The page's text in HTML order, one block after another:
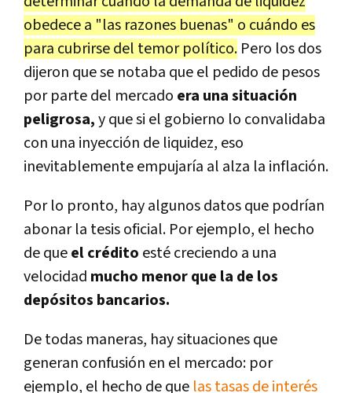
obedece a "las razones buenas" o cuándo es
para cubrirse del temor político. Pero los dos
dijeron que se notaba que el pedido de pesos
por parte del mercado era una situación
peligrosa,y que si el gobierno lo convalidaba
con una inyección de liquidez, eso
inevitablemente empujaría al alza la inflación.
Por lo pronto, hay algunos datos que podrían
abonar la tesis oficial. Por ejemplo, el hecho
de queel crédito esté creciendo a una
velocidad mucho menor que la de los
depósitos bancarios.
De todas maneras, hay situaciones que
generan confusión en el mercado: por
ejemplo, el hecho de que las tasas de interés